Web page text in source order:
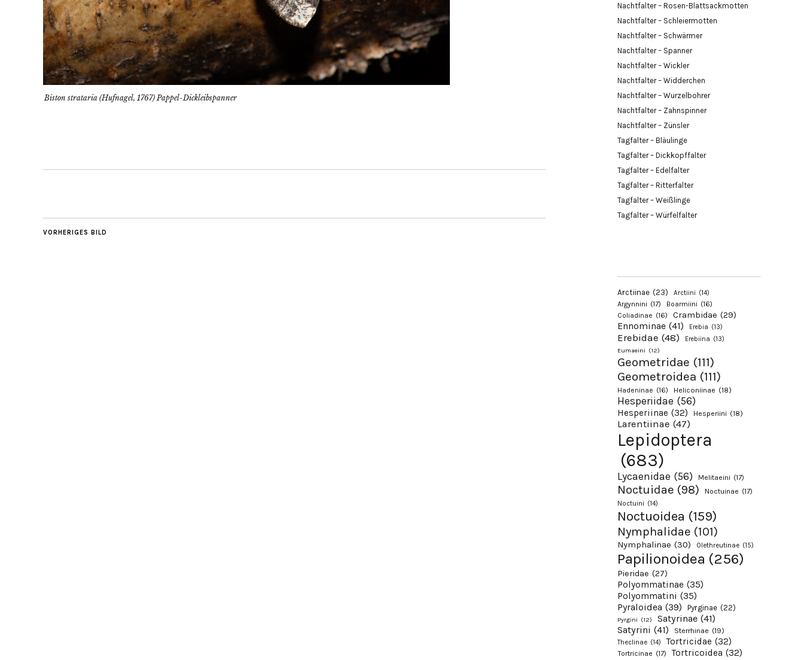
Biston strataria (Hufnagel, 1767) Pappel-Dickleibspanner
VORHERIGES BILD
Nachtfalter – Rosen-Blattsackmotten
Nachtfalter – Schleiermotten
Nachtfalter – Schwärmer
Nachtfalter – Spanner
Nachtfalter – Wickler
Nachtfalter – Widderchen
Nachtfalter – Wurzelbohrer
Nachtfalter – Zahnspinner
Nachtfalter – Zünsler
Tagfalter – Bläulinge
Tagfalter – Dickkopffalter
Tagfalter – Edelfalter
Tagfalter – Ritterfalter
Tagfalter – Weißlinge
Tagfalter – Würfelfalter
Arctiinae (23) Arctiini (14)
Argynnini (17) Boarmiini (16)
Coliadinae (16) Crambidae (29)
Ennominae (41) Erebia (13)
Erebidae (48) Erebiina (13)
Eumaeini (12)
Geometridae (111)
Geometroidea (111)
Hadeninae (16) Heliconiinae (18)
Hesperiidae (56)
Hesperiinae (32) Hesperiini (18)
Larentiinae (47)
Lepidoptera
(683)
Lycaenidae (56) Melitaeini (17)
Noctuidae (98) Noctuinae (17)
Noctuini (14)
Noctuoidea (159)
Nymphalidae (101)
Nymphalinae (30) Olethreutinae (15)
Papilionoidea (256)
Pieridae (27)
Polyommatinae (35)
Polyommatini (35)
Pyraloidea (39) Pyrginae (22)
Pyrgini (12) Satyrinae (41)
Satyrini (41) Sterrhinae (19)
Theclinae (14) Tortricidae (32)
Tortricinae (17) Tortricoidea (32)